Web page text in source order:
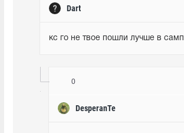
Dart
кс го не твое пошли лучше в самп
0
DesperanTe